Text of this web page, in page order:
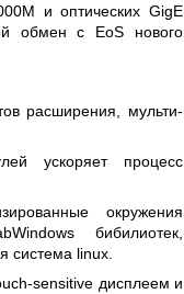
и оптических GigE
обмен с EoS нового
расширения, мульти-
ускоряет процесс
окружения
бибилиотек,
система linux.
sensitive дисплеем и